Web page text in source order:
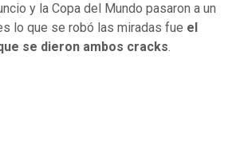
y la Copa del Mundo pasaron a un
lo que se robó las miradas fue el
se dieron ambos cracks.